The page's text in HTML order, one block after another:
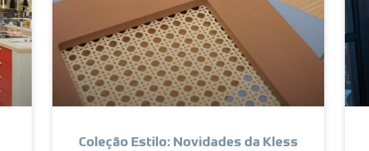
Coleção Estilo: Novidades da Kless